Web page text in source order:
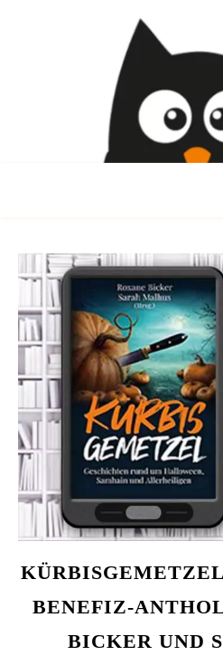
BENEFIZ-
BICKER UND